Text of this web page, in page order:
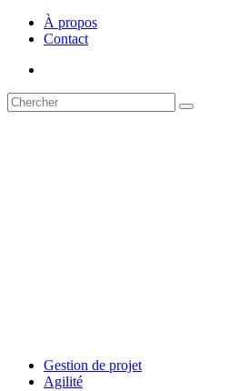
À propos
Contact
Gestion de projet
Agilité